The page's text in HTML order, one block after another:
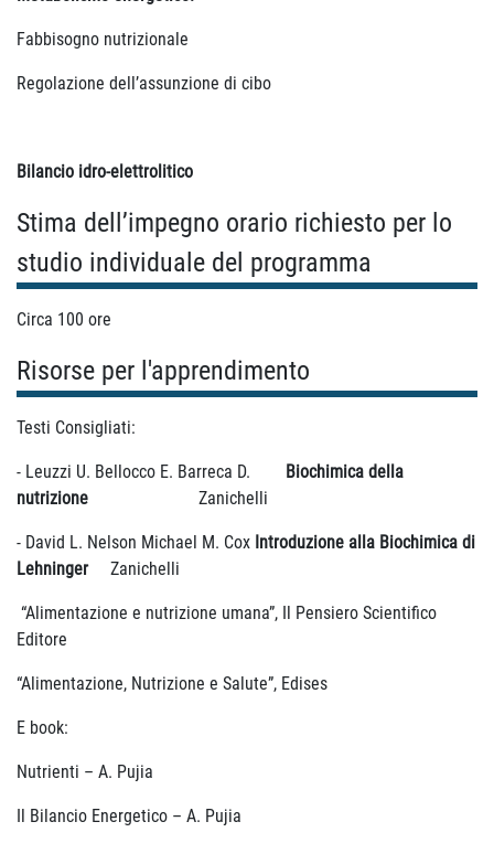
Fabbisogno nutrizionale
Regolazione dell’assunzione di cibo
Bilancio idro-elettrolitico
Stima dell’impegno orario richiesto per lo
studio individuale del programma
Circa 100 ore
Risorse per l'apprendimento
Testi Consigliati:
- Leuzzi U. Bellocco E. Barreca D. Biochimica della
nutrizione Zanichelli
- David L. Nelson Michael M. Cox Introduzione alla Biochimica di
LehningerZanichelli
“Alimentazione e nutrizione umana”, Il Pensiero Scientifico
Editore
“Alimentazione, Nutrizione e Salute”, Edises
E book:
Nutrienti – A. Pujia
Il Bilancio Energetico – A. Pujia